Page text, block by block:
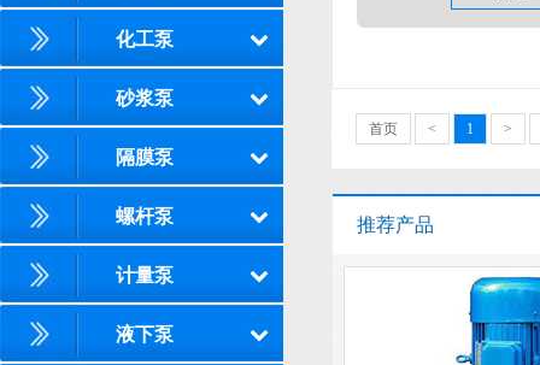
化工泵
砂浆泵
隔膜泵
螺杆泵
计量泵
液下泵
首页 < 1 >
推荐产品